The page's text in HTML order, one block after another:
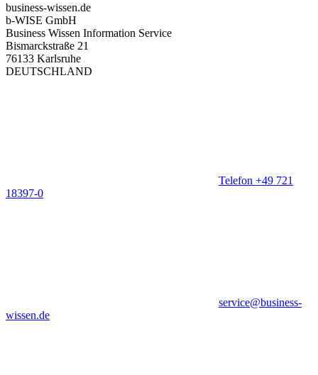
business-wissen.de
b-WISE GmbH
Business Wissen Information Service
Bismarckstraße 21
76133 Karlsruhe
DEUTSCHLAND
Telefon +49 721
18397-0
service@business-
wissen.de